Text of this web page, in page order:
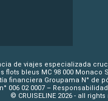
de viajes especializada
flots bleus MC 98 000 Monaco
financiera Groupama N° de
006 02 0007 – Responsabilidad
© CRUISELINE 2026 - all